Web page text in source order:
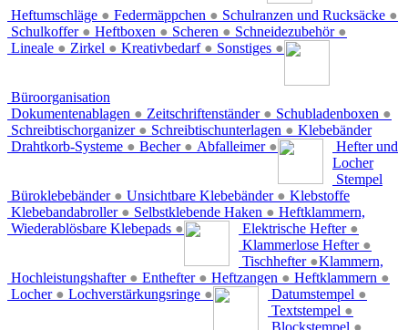
Heftumschläge ● Federmäppchen ● Schulranzen und Rucksäcke ●
Schulkoffer ● Heftboxen ● Scheren ● Schneidezubehör ●
Lineale ● Zirkel ● Kreativbedarf ● Sonstiges ●
Büroorganisation
Dokumentenablagen ● Zeitschriftenständer ● Schubladenboxen ●
Schreibtischorganizer ● Schreibtischunterlagen ●
Drahtkorb-Systeme ● Becher ● Abfalleimer ●
Klebebänder
Büroklebebänder ● Unsichtbare Klebebänder ●
Klebebandabroller ● Selbstklebende Haken ●
Wiederablösbare Klebepads ●
Hefter und
Locher
Elektrische Hefter ●
Klammerlose Hefter ●
Tischhefter ●
Hochleistungshafter ● Enthefter ● Heftzangen ● Heftklammern ●
Locher ● Lochverstärkungsringe ●
Stempel
Datumstempel ●
Textstempel ●
Blockstempel ●
Klebstoffe
Heftklammern,
Klammern,